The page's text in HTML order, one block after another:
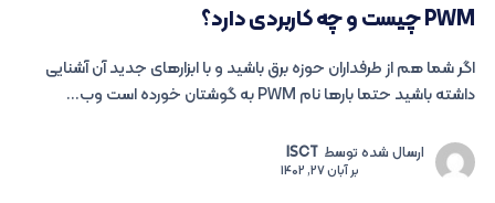
PWM چیست و چه کاربردی دارد؟
اگر شما هم از طرفداران حوزه برق باشید و با ابزارهای جدید آن آشنایی
داشته باشید حتما بارها نام PWM به گوشتان خورده است وب...
ارسال شده توسط ISCT
برآبان 27, 1402